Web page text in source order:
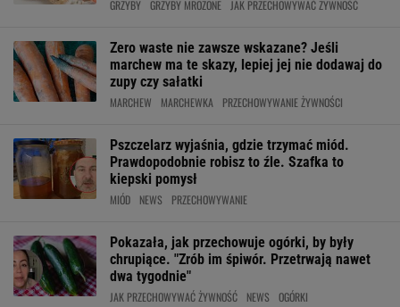
GRZYBY GRZYBY MROŻONE JAK PRZECHOWYWAĆ ŻYWNOŚĆ
Zero waste nie zawsze wskazane? Jeśli
marchew ma te skazy, lepiej jej nie dodawaj do
zupy czy sałatki
MARCHEW MARCHEWKA PRZECHOWYWANIE ŻYWNOŚCI
Pszczelarz wyjaśnia, gdzie trzymać miód.
Prawdopodobnie robisz to źle. Szafka to
kiepski pomysł
MIÓD NEWS PRZECHOWYWANIE
Pokazała, jak przechowuje ogórki, by były
chrupiące. "Zrób im śpiwór. Przetrwają nawet
dwa tygodnie"
JAK PRZECHOWYWAĆ ŻYWNOŚĆ NEWS OGÓRKI